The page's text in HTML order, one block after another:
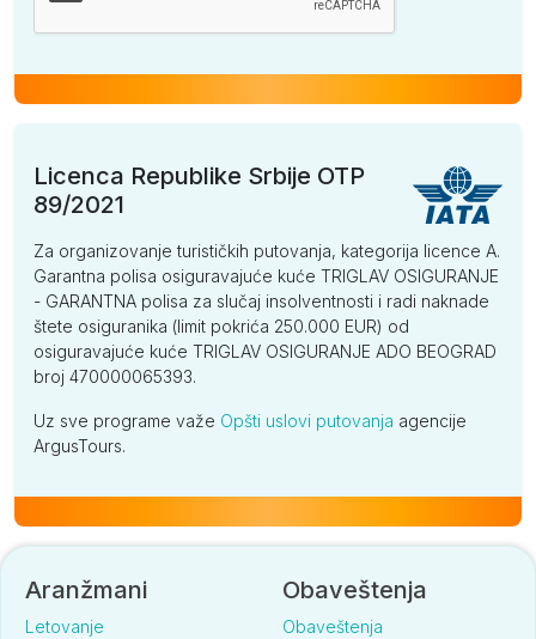
Licenca Republike Srbije OTP
89/2021
Za organizovanje turističkih putovanja, kategorija licence A.
Garantna polisa osiguravajuće kuće TRIGLAV OSIGURANJE
- GARANTNA polisa za slučaj insolventnosti i radi naknade
štete osiguranika (limit pokrića 250.000 EUR) od
osiguravajuće kuće TRIGLAV OSIGURANJE ADO BEOGRAD
broj 470000065393.
Uz sve programe važe Opšti uslovi putovanja agencije
ArgusTours.
Aranžmani
Letovanje
Obaveštenja
Obaveštenja